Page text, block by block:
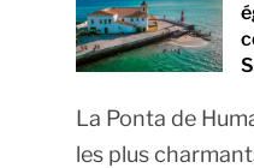
La Ponta de
les plus